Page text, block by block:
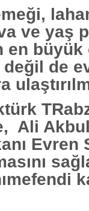
ve yaş
en
de
Ali
Evren